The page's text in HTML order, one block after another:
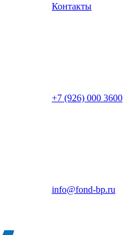
Контакты
+7 (926) 000 3600
info@fond-bp.ru